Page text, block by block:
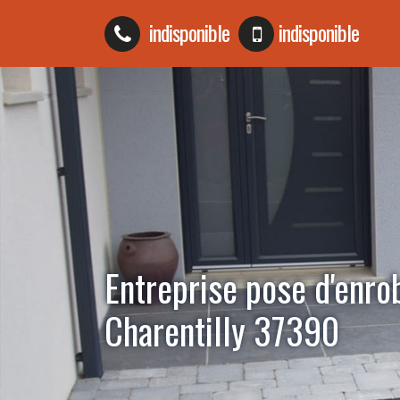
indisponible indisponible
Entreprise pose
Charentilly 37390